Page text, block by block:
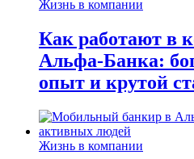
Жизнь в компании
Как работают в
Альфа-Банка:
опыт и крутой
Жизнь в компании